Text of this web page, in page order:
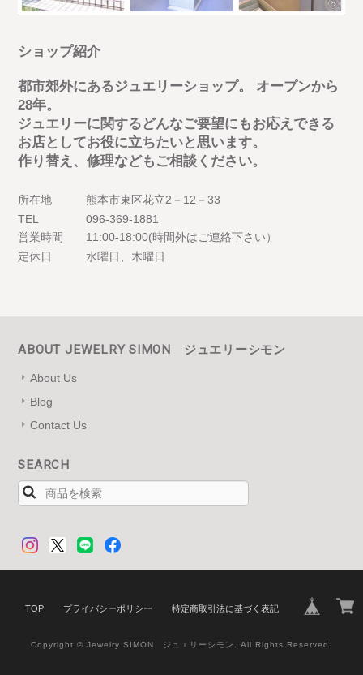
ショップ紹介
都市郊外にあるジュエリーショップ。 オープンから
28年。
ジュエリーに関するどんなご要望にもお応えできる
お店としてお役に立ちたいと思います。
作り替え、修理などもご相談ください。
所在地
熊本市東区花立2－12－33
TEL
096-369-1881
営業時間
11:00-18:00(時間外はご連絡下さい）
定休日
水曜日、木曜日
ABOUT JEWELRY SIMON ジュエリーシモン
About Us
Blog
Contact Us
SEARCH
TOP プライバシーポリシー 特定商取引法に基づく表記
Copyright © Jewelry SIMON ジュエリーシモン. All Rights Reserved.